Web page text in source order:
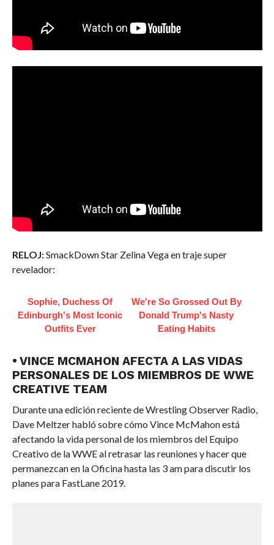
RELOJ:SmackDown Star Zelina Vega en traje super
revelador:
Sophie, Duchess Of
Edinburgh's Most Iconic
Outfits Ever
We're So Grossed Out By
Donald Trump's Nasty
Eating Habits
• VINCE MCMAHON AFECTA A LAS VIDAS
PERSONALES DE LOS MIEMBROS DE WWE
CREATIVE TEAM
Durante una edición reciente de Wrestling Observer Radio,
Dave Meltzer habló sobre cómo Vince McMahon está
afectando la vida personal de los miembros del Equipo
Creativo de la WWE al retrasar las reuniones y hacer que
permanezcan en la Oficina hasta las 3 am para discutir los
planes para FastLane 2019.